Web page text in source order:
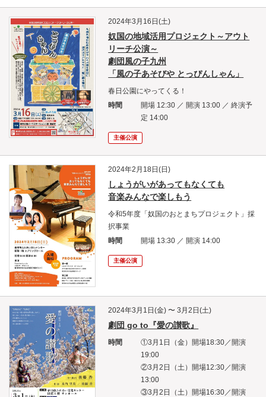
2024年3月16日(土)
奴国の地域活用プロジェクト～アウト
リーチ公演～
劇団風の子九州
「風の子あそびや とっぴんしゃん」
春日公園にやってくる！
時間
開場 12:30 ／ 開演 13:00 ／ 終演予
定 14:00
主催公演
2024年2月18日(日)
しょうがいがあってもなくても
音楽みんなで楽しもう
令和5年度「奴国のおとまちプロジェクト」採
択事業
時間
開場 13:30 ／ 開演 14:00
主催公演
2024年3月1日(金) 〜 3月2日(土)
劇団 go to『愛の讃歌』
時間
①3月1日（金）開場18:30／開演
19:00
②3月2日（土）開場12:30／開演
13:00
③3月2日（土）開場16:30／開演